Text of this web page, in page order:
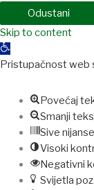
Odustani
holiganbet
Skip to content
Open
toolbar
Pristupačnost web
Povećaj
Smanji
Sive nijanse
Visoki
Negativni
Svijetla